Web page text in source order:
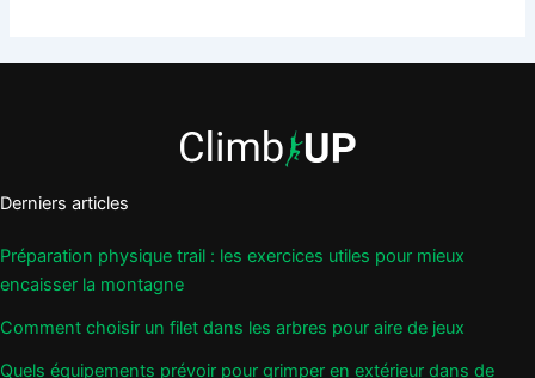
Derniers articles
Préparation physique trail : les exercices utiles pour mieux
encaisser la montagne
Comment choisir un filet dans les arbres pour aire de jeux
Quels équipements prévoir pour grimper en extérieur dans de